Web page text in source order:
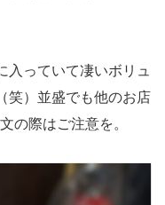
入っていて凄いボリュ
笑）並盛でも他のお店
の際はご注意を。